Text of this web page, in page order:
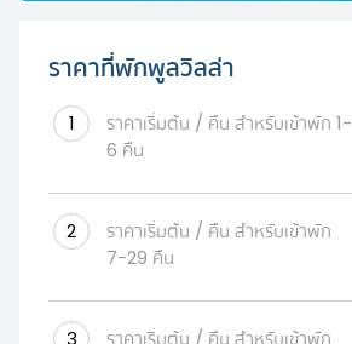
ราคาที่พักพูลวิลล่า
1
ราคาเริ่มต้น / คืน สำหรับเข้าพัก 1-
6 คืน
2
ราคาเริ่มต้น / คืน สำหรับเข้าพัก
7-29 คืน
3
ราคาเริ่มต้น / คืน สำหรับเข้าพัก